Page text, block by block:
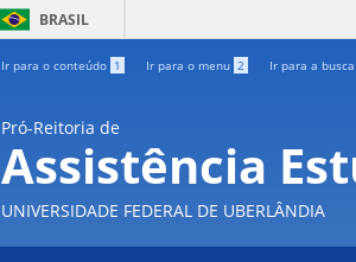
BRASIL
Ir para o conteúdo 1 Ir para o menu 2 Ir para a busca
Pró-Reitoria de
Assistência
UNIVERSIDADE FEDERAL DE UBERLÂNDIA